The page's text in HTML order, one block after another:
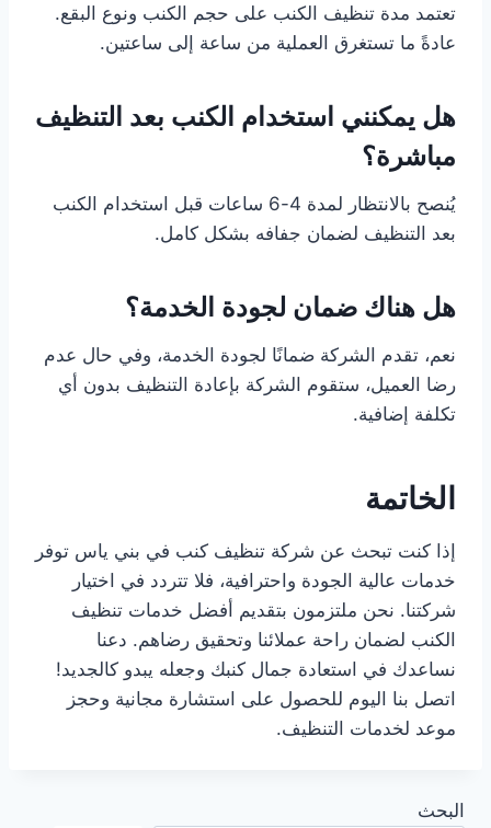
تعتمد مدة تنظيف الكنب على حجم الكنب ونوع البقع.
عادةً ما تستغرق العملية من ساعة إلى ساعتين.
هل يمكنني استخدام الكنب بعد التنظيف
مباشرة؟
يُنصح بالانتظار لمدة 4-6 ساعات قبل استخدام الكنب
بعد التنظيف لضمان جفافه بشكل كامل.
هل هناك ضمان لجودة الخدمة؟
نعم، تقدم الشركة ضمانًا لجودة الخدمة، وفي حال عدم
رضا العميل، ستقوم الشركة بإعادة التنظيف بدون أي
تكلفة إضافية.
الخاتمة
إذا كنت تبحث عن شركة تنظيف كنب في بني ياس توفر
خدمات عالية الجودة واحترافية، فلا تتردد في اختيار
شركتنا. نحن ملتزمون بتقديم أفضل خدمات تنظيف
الكنب لضمان راحة عملائنا وتحقيق رضاهم. دعنا
نساعدك في استعادة جمال كنبك وجعله يبدو كالجديد!
اتصل بنا اليوم للحصول على استشارة مجانية وحجز
موعد لخدمات التنظيف.
البحث